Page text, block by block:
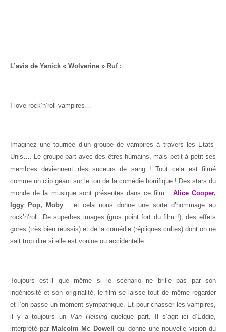
L’avis de Yanick « Wolverine » Ruf :
I love rock’n’roll vampires…
Imaginez une tournée d’un groupe de vampires à travers les Etats-
Unis…. Le groupe part avec des êtres humains, mais petit à petit ses
membres deviennent des suceurs de sang ! Tout cela est filmé
comme un clip géant sur le ton de la comédie horrifique ! Des stars du
monde de la musique sont présentes dans ce film . Alice Cooper,
Iggy Pop, Moby… et cela nous donne une sorte d’hommage au
rock’n’roll. De superbes images (gros point fort du film !), des effets
gores (très bien réussis) et de la comédie (répliques cultes) dont on ne
sait trop dire si elle est voulue ou accidentelle.
Toujours est-il que même si le scenario ne brille pas par son
ingéniosité et son originalité, le film se laisse tout de même regarder
et l’on passe un moment sympathique. Et pour chasser les vampires,
il y a toujours un Van Helsingquelque part. Il s’agit ici d’Eddie,
interprété par Malcolm Mc Dowell
qui donne une nouvelle vision du